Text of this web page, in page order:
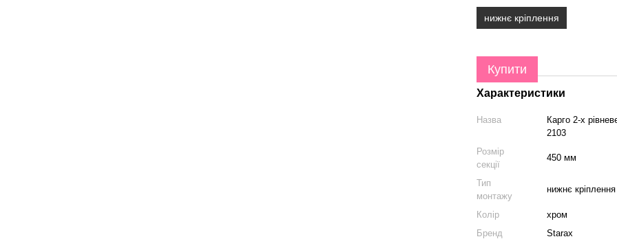
нижнє кріплення
Купити
Характеристики
Назва
Карго 2-х
2103
Розмір
секції
450 мм
Тип
монтажу
нижнє кріплення
Колір
хром
Бренд
Starax